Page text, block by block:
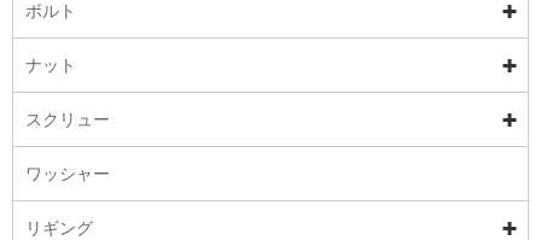
ボルト
ナット
スクリュー
ワッシャー
リギング